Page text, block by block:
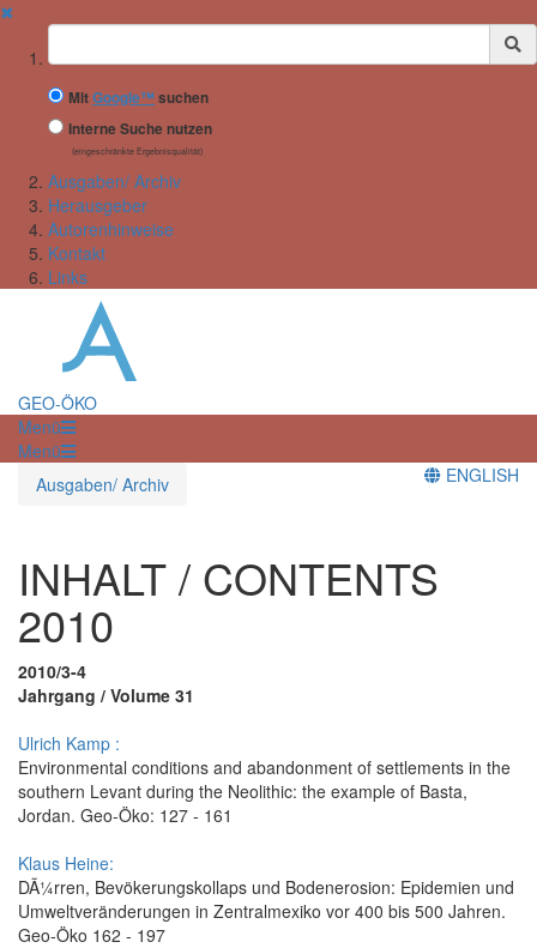
✖
Suchbegriff
MitGoogle™ suchen
Interne Suche nutzen
(eingeschränkte Ergebnisqualität)
Ausgaben/ Archiv
Herausgeber
Autorenhinweise
Kontakt
Links
GEO-ÖKO
Menü
Menü
Ausgaben/ Archiv
ENGLISH
INHALT / CONTENTS
2010
2010/3-4
Jahrgang / Volume 31
Ulrich Kamp :
Environmental conditions and abandonment of settlements in the
southern Levant during the Neolithic: the example of Basta,
Jordan. Geo-Öko: 127 - 161
Klaus Heine:
DÃ¼rren, Bevökerungskollaps und Bodenerosion: Epidemien und
Umweltveränderungen in Zentralmexiko vor 400 bis 500 Jahren.
Geo-Öko 162 - 197